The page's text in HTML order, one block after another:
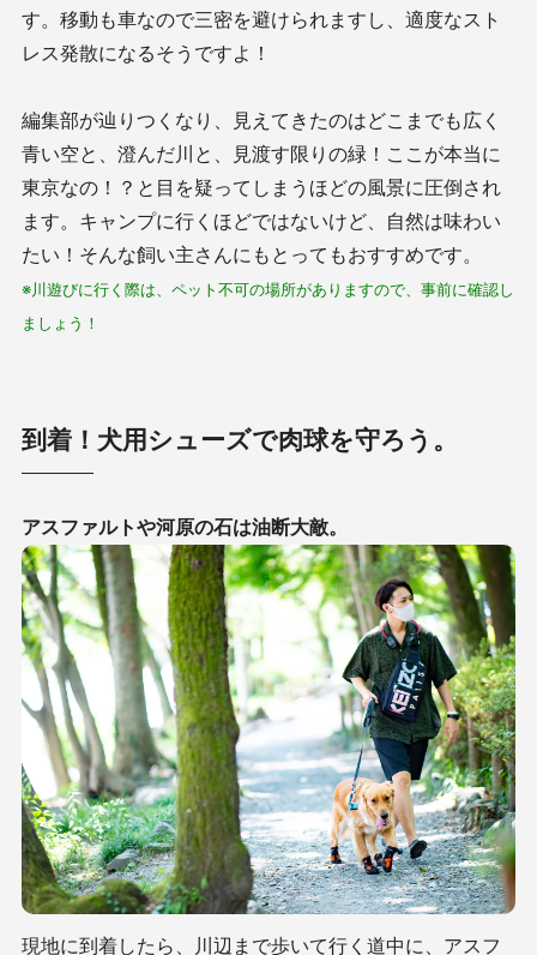
す。移動も車なので三密を避けられますし、適度なスト
レス発散になるそうですよ！
編集部が辿りつくなり、見えてきたのはどこまでも広く
青い空と、澄んだ川と、見渡す限りの緑！ここが本当に
東京なの！？と目を疑ってしまうほどの風景に圧倒され
ます。キャンプに行くほどではないけど、自然は味わい
たい！そんな飼い主さんにもとってもおすすめです。
※川遊びに行く際は、ペット不可の場所がありますので、事前に確認し
ましょう！
到着！犬用シューズで肉球を守ろう。
アスファルトや河原の石は油断大敵。
現地に到着したら、川辺まで歩いて行く道中に、アスフ